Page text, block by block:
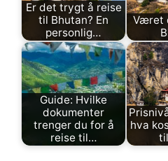
Er det trygt å reise
til Bhutan? En
personlig…
Været
Guide: Hvilke
dokumenter
trenger du for å
reise til…
hva